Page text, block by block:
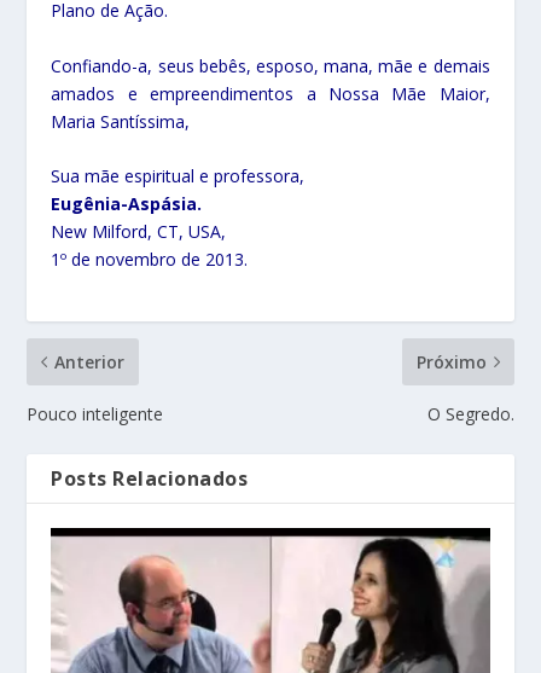
Plano de Ação.
Confiando-a, seus bebês, esposo, mana, mãe e demais
amados e empreendimentos a Nossa Mãe Maior,
Maria Santíssima,
Sua mãe espiritual e professora,
Eugênia-Aspásia.
New Milford, CT, USA,
1º de novembro de 2013.
Anterior
Pouco inteligente
Próximo
O Segredo.
Posts Relacionados